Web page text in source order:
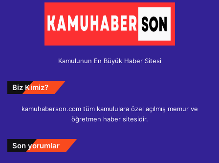
Kamulunun En Büyük Haber Sitesi
Biz Kimiz?
kamuhaberson.com tüm kamululara özel açılmış memur ve
öğretmen haber sitesidir.
Son yorumlar